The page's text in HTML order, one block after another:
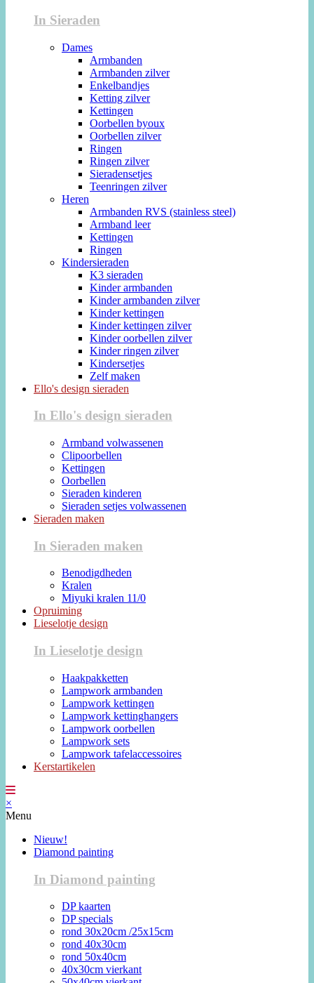
In Sieraden
Dames
Armbanden
Armbanden zilver
Enkelbandjes
Ketting zilver
Kettingen
Oorbellen byoux
Oorbellen zilver
Ringen
Ringen zilver
Sieradensetjes
Teenringen zilver
Heren
Armbanden RVS (stainless steel)
Armband leer
Kettingen
Ringen
Kindersieraden
K3 sieraden
Kinder armbanden
Kinder armbanden zilver
Kinder kettingen
Kinder kettingen zilver
Kinder oorbellen zilver
Kinder ringen zilver
Kindersetjes
Zelf maken
Ello's design sieraden
In Ello's design sieraden
Armband volwassenen
Clipoorbellen
Kettingen
Oorbellen
Sieraden kinderen
Sieraden setjes volwassenen
Sieraden maken
In Sieraden maken
Benodigdheden
Kralen
Miyuki kralen 11/0
Opruiming
Lieselotje design
In Lieselotje design
Haakpakketten
Lampwork armbanden
Lampwork kettingen
Lampwork kettinghangers
Lampwork oorbellen
Lampwork sets
Lampwork tafelaccessoires
Kerstartikelen
×
Menu
Nieuw!
Diamond painting
In Diamond painting
DP kaarten
DP specials
rond 30x20cm /25x15cm
rond 40x30cm
rond 50x40cm
40x30cm vierkant